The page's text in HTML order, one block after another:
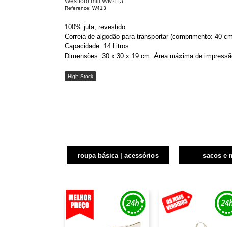
Reference: W413
100% juta, revestido
Correia de algodão para transportar (comprimento: 40
Capacidade: 14 Litros
Dimensões: 30 x 30 x 19 cm. Àrea máxima de
High Stock
roupa básica | acessórios sacos e